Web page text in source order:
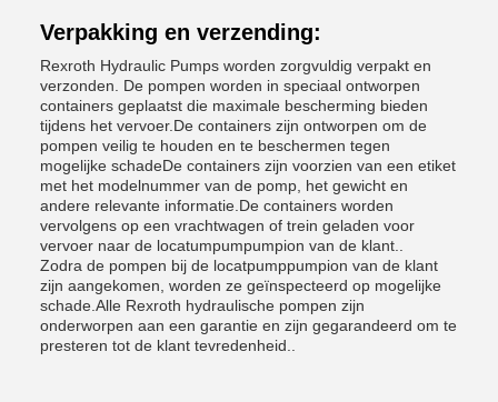
Verpakking en verzending:
Rexroth Hydraulic Pumps worden zorgvuldig verpakt en
verzonden. De pompen worden in speciaal ontworpen
containers geplaatst die maximale bescherming bieden
tijdens het vervoer.De containers zijn ontworpen om de
pompen veilig te houden en te beschermen tegen
mogelijke schadeDe containers zijn voorzien van een etiket
met het modelnummer van de pomp, het gewicht en
andere relevante informatie.De containers worden
vervolgens op een vrachtwagen of trein geladen voor
vervoer naar de locatumpumpumpion van de klant..
Zodra de pompen bij de locatpumppumpion van de klant
zijn aangekomen, worden ze geïnspecteerd op mogelijke
schade.Alle Rexroth hydraulische pompen zijn
onderworpen aan een garantie en zijn gegarandeerd om te
presteren tot de klant tevredenheid..